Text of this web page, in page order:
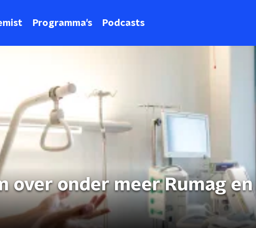
Programma's Podcasts
over onder meer Rumag en